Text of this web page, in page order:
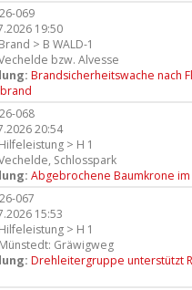
069
19:50
Brand > B WALD-1
bzw. Alvesse
Brandsicherheitswache nach
068
20:54
Hilfeleistung > H 1
Schlosspark
Abgebrochene Baumkrone im
067
15:53
Hilfeleistung > H 1
Münstedt: Gräwigweg
Drehleitergruppe unterstützt